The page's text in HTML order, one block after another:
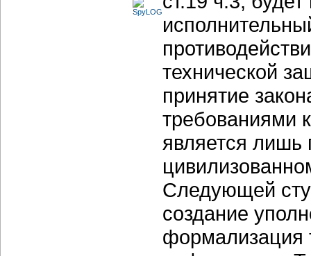
технической
принятие
требованиями
является лишь
Следующей
создание
формализация